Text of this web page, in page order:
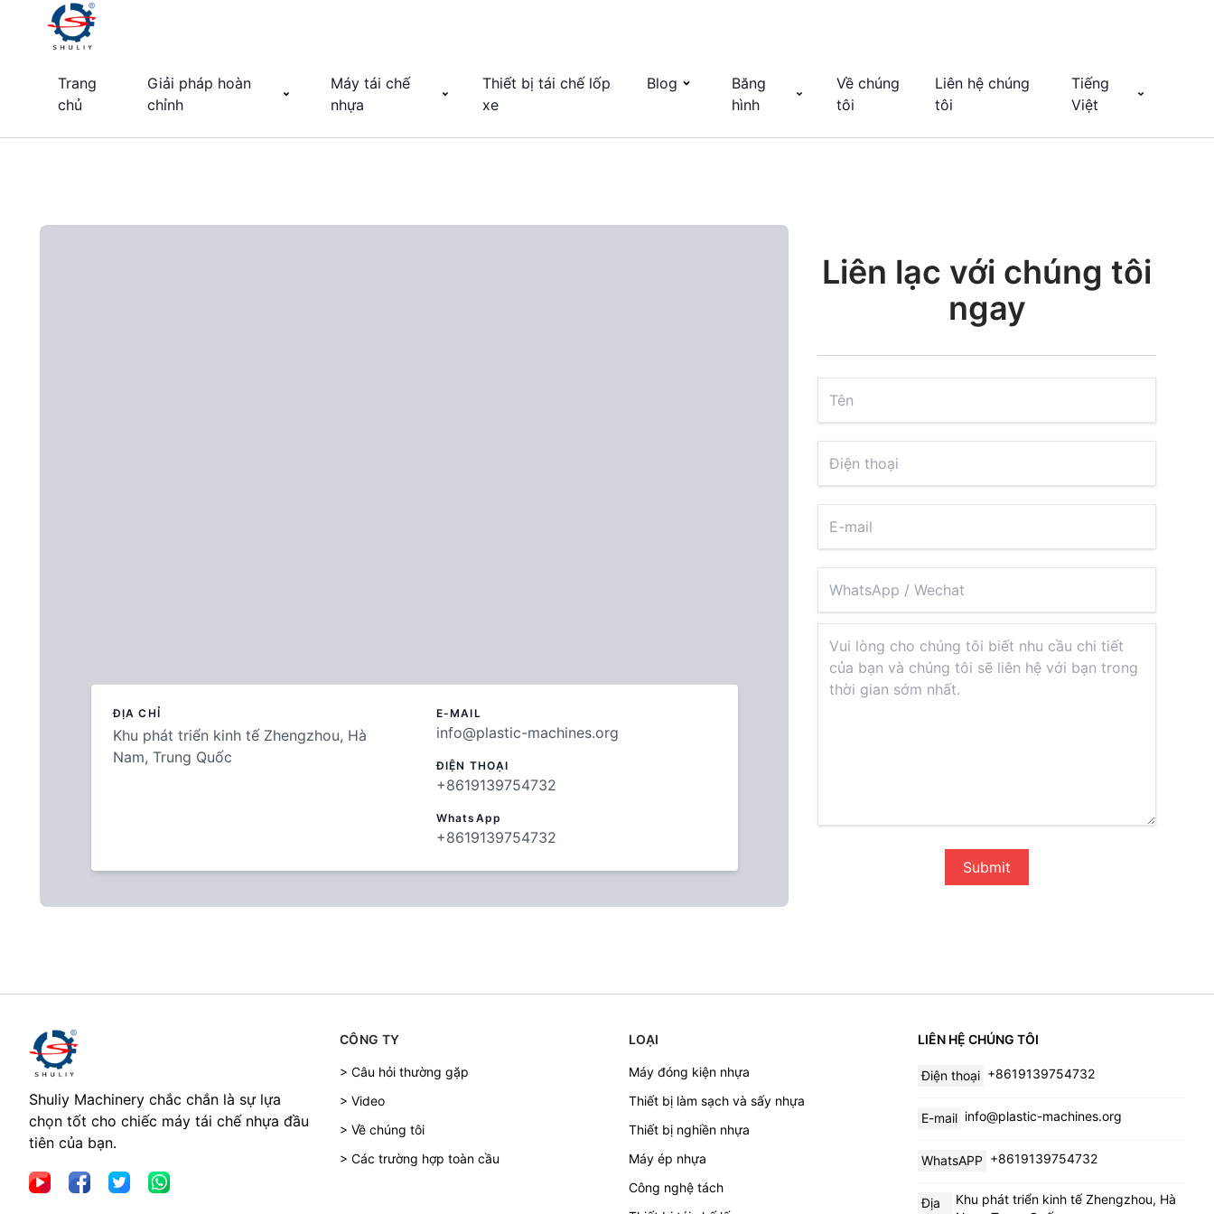
Trang
chủ
Giải pháp hoàn
chỉnh
Máy tái chế
nhựa
Thiết bị tái chế lốp
xe
Blog
Băng
hình
Về chúng
tôi
Liên hệ chúng
tôi
Tiếng
Việt
ĐỊA CHỈ
Khu phát triển kinh tế Zhengzhou, Hà
Nam, Trung Quốc
E-MAIL
info@plastic-machines.org
ĐIỆN THOẠI
+8619139754732
WhatsApp
+8619139754732
Liên lạc với chúng tôi
ngay
Submit
Shuliy Machinery chắc chắn là sự lựa
chọn tốt cho chiếc máy tái chế nhựa đầu
tiên của bạn.
CÔNG TY
> Câu hỏi thường gặp
> Video
> Về chúng tôi
> Các trường hợp toàn cầu
LOẠI
Máy đóng kiện nhựa
Thiết bị làm sạch và sấy nhựa
Thiết bị nghiền nhựa
Máy ép nhựa
Công nghệ tách
LIÊN HỆ CHÚNG TÔI
Điện thoại +8619139754732
E-mail info@plastic-machines.org
WhatsAPP +8619139754732
Địa
Khu phát triển kinh tế Zhengzhou, Hà